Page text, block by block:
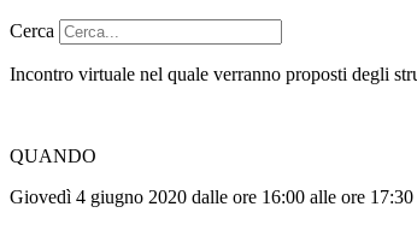
Cerca
Incontro virtuale nel quale verranno proposti degli
QUANDO
Giovedì 4 giugno 2020 dalle ore 16:00 alle ore 17:30